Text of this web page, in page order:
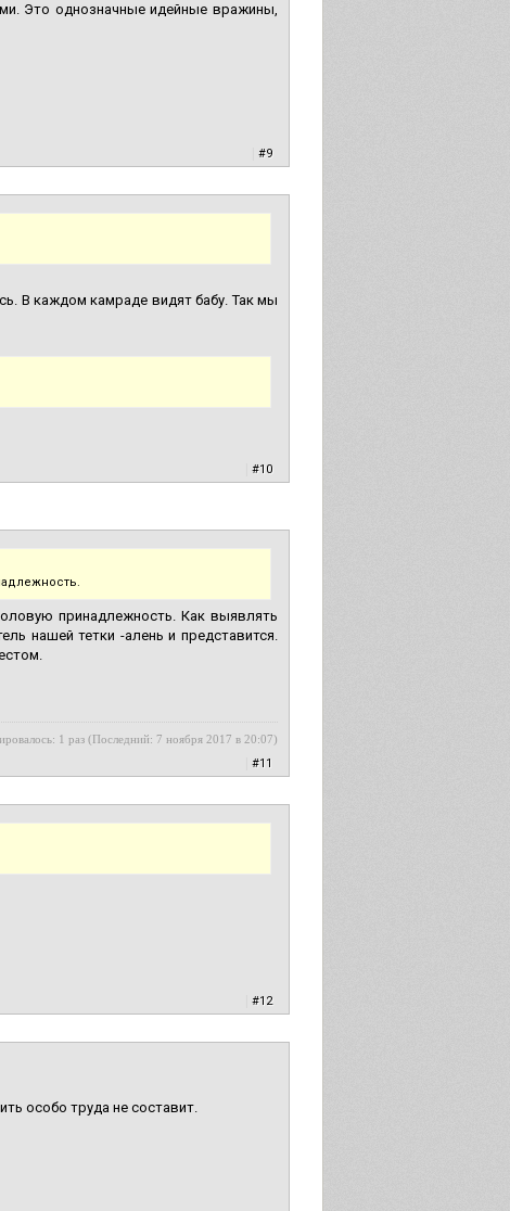
Это однозначные идейные вражины,
#9
В каждом камраде видят бабу. Так мы
#10
принадлежность. Как выявлять
нашей тетки -алень и представится.
1 раз (Последний: 7 ноября 2017 в 20:07)
#11
#12
особо труда не составит.